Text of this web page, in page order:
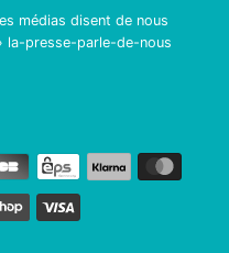
médias disent de nous
la-presse-parle-de-nous